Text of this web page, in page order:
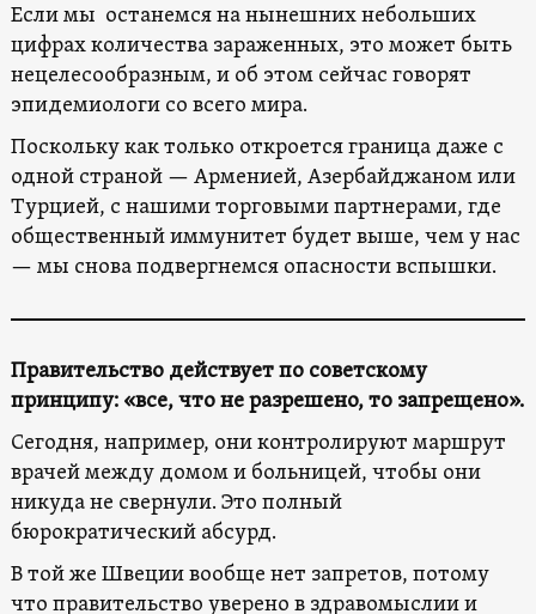
Если мы останемся на нынешних небольших
цифрах количества зараженных, это может быть
нецелесообразным, и об этом сейчас говорят
эпидемиологи со всего мира.
Поскольку как только откроется граница даже с
одной страной — Арменией, Азербайджаном или
Турцией, с нашими торговыми партнерами, где
общественный иммунитет будет выше, чем у нас
— мы снова подвергнемся опасности вспышки.
Правительство действует по советскому
принципу: «все, что не разрешено, то запрещено».
Сегодня, например, они контролируют маршрут
врачей между домом и больницей, чтобы они
никуда не свернули. Это полный
бюрократический абсурд.
В той же Швеции вообще нет запретов, потому
что правительство уверено в здравомыслии и